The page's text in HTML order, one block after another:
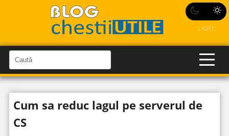
LIGHT
a
u
t
C
a
u
î
n
i
t
Cum sa reduc lagul pe serverul de
CS